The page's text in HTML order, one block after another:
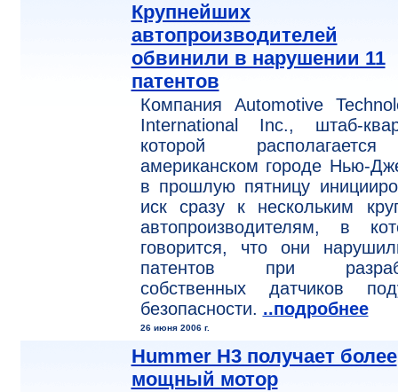
Крупнейших
автопроизводителей
обвинили в нарушении 11
патентов
Компания Automotive
International Inc., штаб-
которой
американском городе Нью-
в прошлую пятницу
иск сразу к нескольким
автопроизводителям, в
говорится, что они
патентов при
собственных датчиков
безопасности. ..подробнее
26 июня 2006 г.
Hummer H3 получает более
мощный мотор